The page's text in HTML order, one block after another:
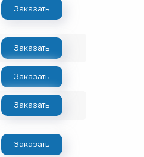
Заказать
Заказать
Заказать
Заказать
Заказать